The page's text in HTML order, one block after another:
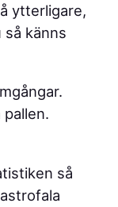
ytterligare,
känns
pallen.
så